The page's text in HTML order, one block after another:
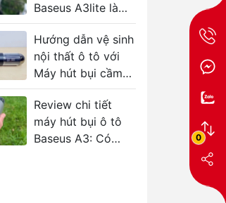
0
Baseus A3lite làm
sạch ô tô
Hướng dẫn vệ sinh
nội thất ô tô với
Máy hút bụi cầm
tay Baseus A3
Review chi tiết
máy hút bụi ô tô
Baseus A3: Có
Phụ
bụi cầm
Baseus